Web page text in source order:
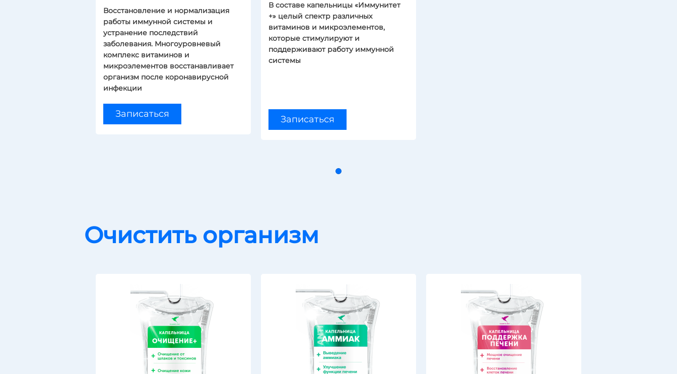
Восстановление и нормализация
работы иммунной системы и
устранение последствий
заболевания. Многоуровневый
комплекс витаминов и
микроэлементов восстанавливает
организм после коронавирусной
инфекции
Записаться
В составе капельницы «Иммунитет
+» целый спектр различных
витаминов и микроэлементов,
которые стимулируют и
поддерживают работу иммунной
системы
Записаться
Очистить организм